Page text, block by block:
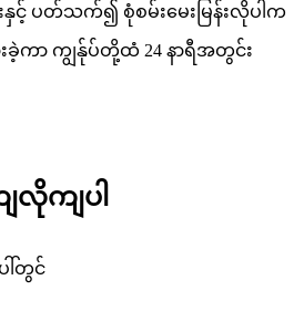
ပတ်သက်၍ စုံစမ်းမေးမြန်းလိုပါက
ခဲ့ကာ ကျွန်ုပ်တို့ထံ 24 နာရီအတွင်း
လိုကျပါ
ါ်တွင်